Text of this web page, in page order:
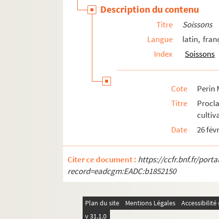
Perin Mss 05022. Description de
Perin Mss 05024. Règlements
Perin Mss 05025. Notes sur Soissons,
Perin Mss 05027. Notice sur les
Perin Mss 05031. Discours prononcé
Perin Mss 05039. Récit abrégé des
Perin Mss 05040. Délibération du
Perin Mss 05046. Lettre circulaire de
Perin Mss 05048. Extrait, en ce qui
Perin Mss 05050. Rapport au Conseil
Perin Mss 05051. Adresse du Conseil
Description du contenu
Titre
Soissons
Langue
latin,
Index
Soissons
Cote
Perin
Titre
Date
26
Citer ce document : https://ccfr.bnf.fr/
record=eadcgm:EADC:b1852150
Plan du site Mentions Légales
v 31.1.0